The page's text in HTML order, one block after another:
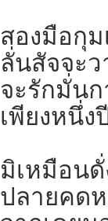
สองมือกุ
ลั่นสัจจะ
จะรักมั่น
เพียงหนึ่ง
มิเหมือน
ปลายคด